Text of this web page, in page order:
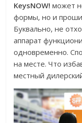
KeysNOW! может
формы, но и
Буквально, не
аппарат
одновременно.
на месте. Что
местный